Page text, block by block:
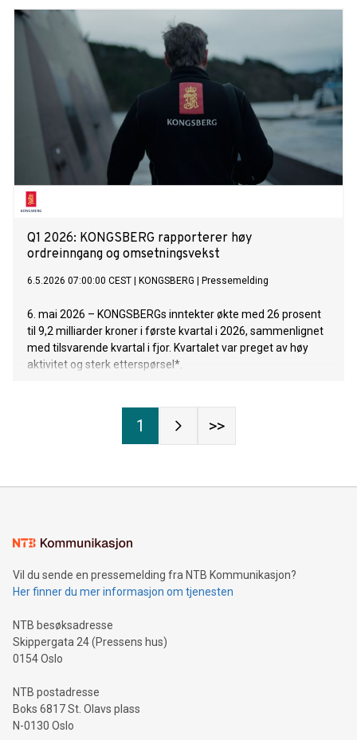
Q1 2026: KONGSBERG rapporterer høy
ordreinngang og omsetningsvekst
6.5.2026 07:00:00 CEST KONGSBERG Pressemelding
6. mai 2026 – KONGSBERGs inntekter økte med 26 prosent
til 9,2 milliarder kroner i første kvartal i 2026, sammenlignet
med tilsvarende kvartal i fjor. Kvartalet var preget av høy
aktivitet og sterk etterspørsel*.
1 >>
Vil du sende en pressemelding fra NTB Kommunikasjon?
Her finner du mer informasjon om tjenesten
NTB besøksadresse
Skippergata 24 (Pressens hus)
0154 Oslo
NTB postadresse
Boks 6817 St. Olavs plass
N-0130 Oslo